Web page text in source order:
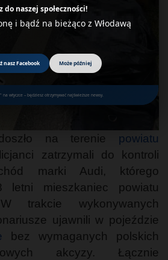
do naszej społeczności!
i bądź na bieżąco z Włodawą
nasz Facebook Może później
wtyczce – będziesz otrzymywać najświeższe newsy.
na terenie powiatu
zatrzymali do kontroli
marki Audi, którego
letni mieszkaniec powiatu
W trakcie wykonywanych
ujawnili w pojeździe
bez wymaganych polskich
akcyzy. Łącznie